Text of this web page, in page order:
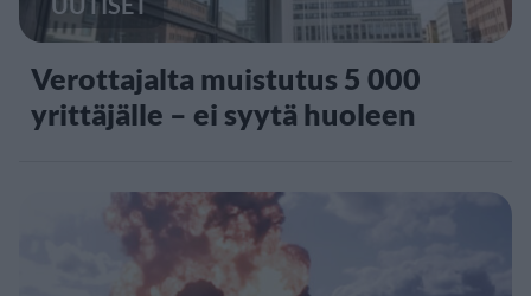
Verottajalta muistutus 5 000
yrittäjälle – ei syytä huoleen